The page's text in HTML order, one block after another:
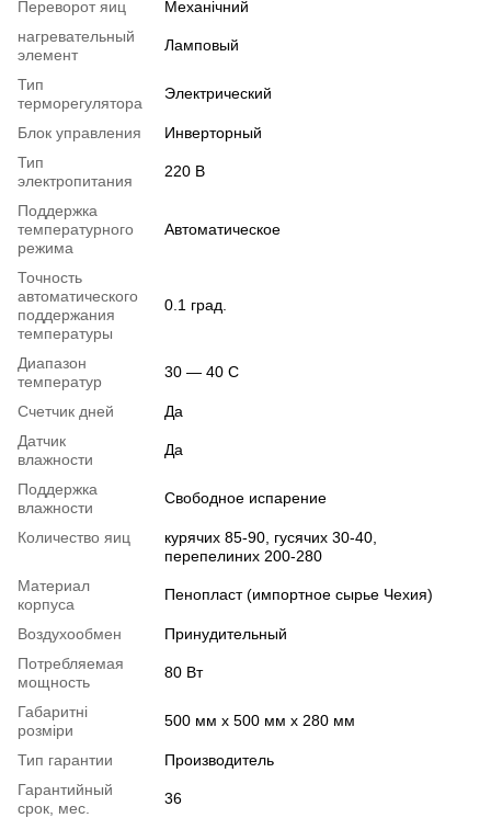
Переворот яиц
Механічний
нагревательный
элемент
Ламповый
Тип
терморегулятора
Электрический
Блок управления
Инверторный
Тип
электропитания
220 В
Поддержка
температурного
режима
Автоматическое
Точность
автоматического
поддержания
температуры
0.1 град.
Диапазон
температур
30 — 40 С
Счетчик дней
Да
Датчик
влажности
Да
Поддержка
влажности
Свободное испарение
Количество яиц
курячих 85-90, гусячих 30-40,
перепелиних 200-280
Материал
корпуса
Пенопласт (импортное сырье Чехия)
Воздухообмен
Принудительный
Потребляемая
мощность
80 Вт
Габаритні
розміри
500 мм х 500 мм х 280 мм
Тип гарантии
Производитель
Гарантийный
срок, мес.
36